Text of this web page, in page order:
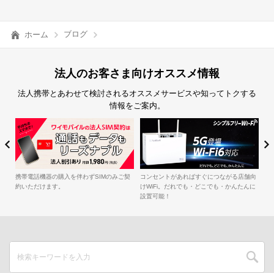
ホーム ブログ
法人のお客さま向けオススメ情報
法人携帯とあわせて検討されるオススメサービスや知ってトクする
情報をご案内。
携帯電話機器の購入を伴わずSIMのみご契
約いただけます。
コンセントがあればすぐにつながる店舗向
けWiFi。だれでも・どこでも・かんたんに
設置可能！